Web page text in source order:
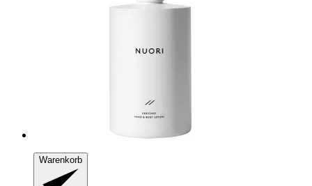
Warenkorb